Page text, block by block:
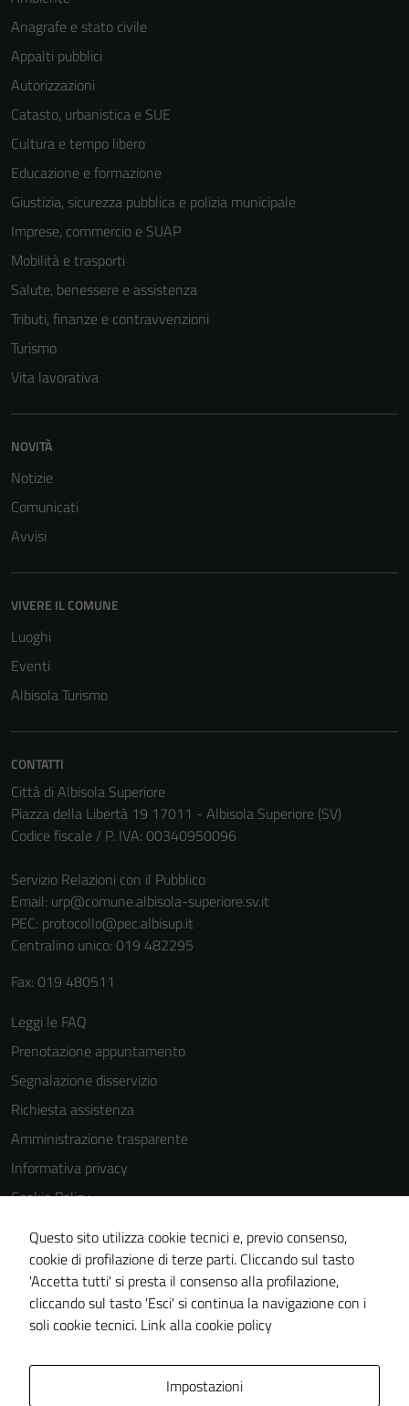
Anagrafe e stato civile
Appalti pubblici
Autorizzazioni
Catasto, urbanistica e SUE
Cultura e tempo libero
Educazione e formazione
Giustizia, sicurezza pubblica e polizia municipale
Imprese, commercio e SUAP
Mobilità e trasporti
Salute, benessere e assistenza
Tributi, finanze e contravvenzioni
Turismo
Vita lavorativa
NOVITÀ
Notizie
Comunicati
Avvisi
VIVERE IL COMUNE
Luoghi
Eventi
Albisola Turismo
CONTATTI
Città di Albisola Superiore
Piazza della Libertà 19 17011 - Albisola Superiore (SV)
Codice fiscale / P. IVA: 00340950096
Servizio Relazioni con il Pubblico
Email: urp@comune.albisola-superiore.sv.it
PEC: protocollo@pec.albisup.it
Centralino unico: 019 482295
Fax: 019 480511
Leggi le FAQ
Prenotazione appuntamento
Segnalazione disservizio
Richiesta assistenza
Amministrazione trasparente
Informativa privacy
Cookie Policy
Note legali
Dichiarazione di accessibilità
Piano di miglioramento del sito
Statistiche sito web
Questo sito utilizza cookie tecnici e, previo consenso,
cookie di profilazione di terze parti. Cliccando sul tasto
'Accetta tutti' si presta il consenso alla profilazione,
cliccando sul tasto 'Esci' si continua la navigazione con i
soli cookie tecnici. Link alla cookie policy
Impostazioni
per il
essere
disabilitati.
informazioni